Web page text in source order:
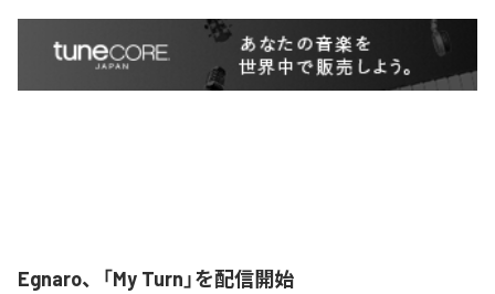
Egnaro、「My Turn」を配信開始